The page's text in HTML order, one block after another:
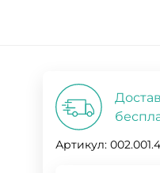
Артикул: